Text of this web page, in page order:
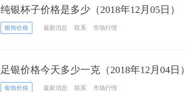
纯银杯子价格是多少（2018年12月05日）
银饰价格 最新消息 联系 市场行情
足银价格今天多少一克（2018年12月04日）
银饰价格 最新消息 联系 市场行情